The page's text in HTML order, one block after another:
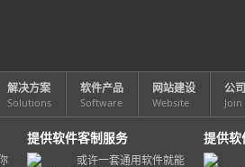
解决方案
Solutions
软件产品
Software
网站建设
Website
公
Join
提供软件客制服务
或许一套通用软件就能
提供软